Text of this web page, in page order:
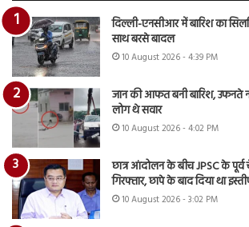
दिल्ली-एनसीआर में बारिश का
साथ बरसे बादल
10 August 2026 - 4:39 PM
जान की आफत बनी बारिश, उफनते
लोग थे सवार
10 August 2026 - 4:02 PM
छात्र आंदोलन के बीच JPSC के
गिरफ्तार, छापे के बाद दिया था
10 August 2026 - 3:02 PM